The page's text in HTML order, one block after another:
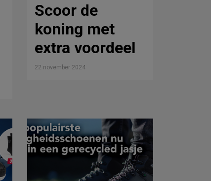
Scoor de
koning met
extra voordeel
22 november 2024